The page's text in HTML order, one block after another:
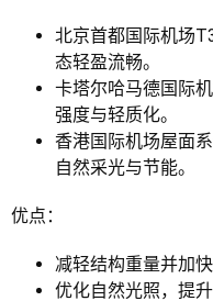
北京首都国际机场
态轻盈流畅。
卡塔尔哈马德国际
强度与轻质化。
香港国际机场屋面
自然采光与节能。
优点：
减轻结构重量并加快
优化自然光照，提升